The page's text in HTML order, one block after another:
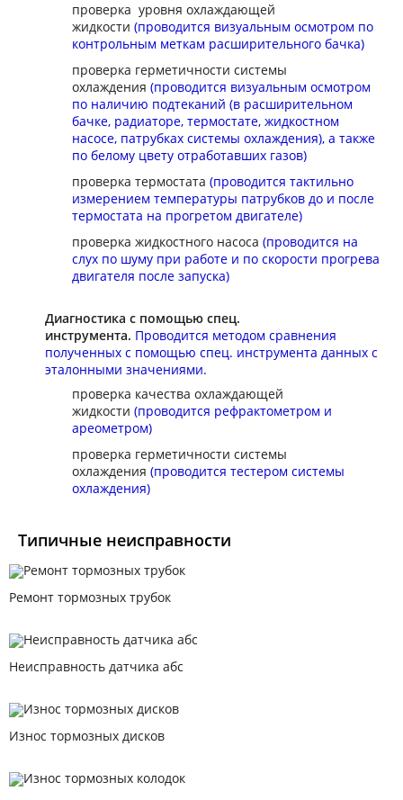
проверка уровня охлаждающей
жидкости (проводится визуальным осмотром по
контрольным меткам расширительного бачка)
проверка герметичности системы
охлаждения (проводится визуальным осмотром
по наличию подтеканий (в расширительном
бачке, радиаторе, термостате, жидкостном
насосе, патрубках системы охлаждения), а также
по белому цвету отработавших газов)
проверка термостата (проводится тактильно
измерением температуры патрубков до и после
термостата на прогретом двигателе)
проверка жидкостного насоса (проводится на
слух по шуму при работе и по скорости прогрева
двигателя после запуска)
Диагностика с помощью спец.
инструмента. Проводится методом сравнения
полученных с помощью спец. инструмента данных с
эталонными значениями.
проверка качества охлаждающей
жидкости (проводится рефрактометром и
ареометром)
проверка герметичности системы
охлаждения (проводится тестером системы
охлаждения)
Типичные неисправности
Ремонт тормозных трубок
Неисправность датчика абс
Износ тормозных дисков